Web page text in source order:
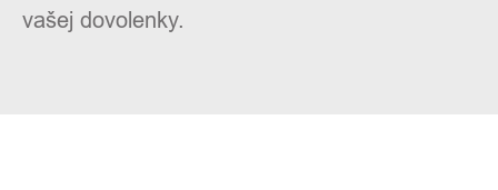
vašej dovolenky.